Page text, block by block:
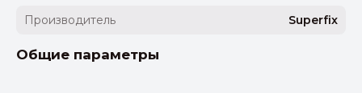
Производитель
Superfix
Общие параметры